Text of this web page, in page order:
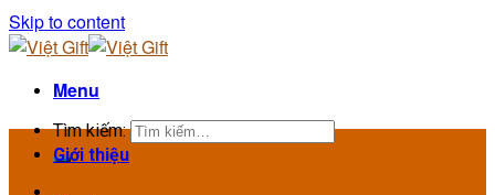
Skip to content
Menu
Tìm kiếm:
Giới thiệu